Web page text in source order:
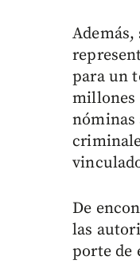
para un
millones
nóminas
De
las
porte de